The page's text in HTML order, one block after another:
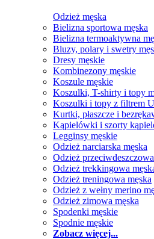
Odzież męska
Bielizna sportowa męska
Bielizna termoaktywna
Bluzy, polary i swetry
Dresy męskie
Kombinezony męskie
Koszule męskie
Koszulki, T-shirty i topy
Koszulki i topy z filtrem
Kurtki, płaszcze i
Kąpielówki i szorty
Legginsy męskie
Odzież narciarska męska
Odzież
Odzież trekkingowa
Odzież treningowa męska
Odzież z wełny merino
Odzież zimowa męska
Spodenki męskie
Spodnie męskie
Zobacz więcej...